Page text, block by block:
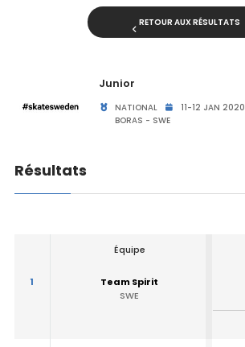
RETOUR AUX RÉSULTATS
Junior
NATIONAL
11-12 JAN 2020
BORAS - SWE
Résultats
Équipe
1
Team Spirit
SWE